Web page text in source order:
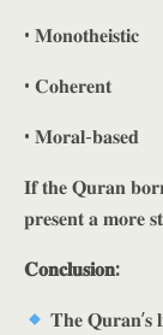
• 𝐌𝐨𝐧𝐨𝐭𝐡𝐞𝐢𝐬𝐭𝐢𝐜
• 𝐂𝐨𝐡𝐞𝐫𝐞𝐧𝐭
• 𝐌𝐨𝐫𝐚𝐥-𝐛𝐚𝐬𝐞𝐝
𝐈𝐟 𝐭𝐡𝐞 𝐐𝐮𝐫𝐚𝐧
𝐩𝐫𝐞𝐬𝐞𝐧𝐭 𝐚 𝐦𝐨𝐫𝐞
𝐂𝐨𝐧𝐜𝐥𝐮𝐬𝐢𝐨𝐧:
𝐓𝐡𝐞 𝐐𝐮𝐫𝐚𝐧’𝐬